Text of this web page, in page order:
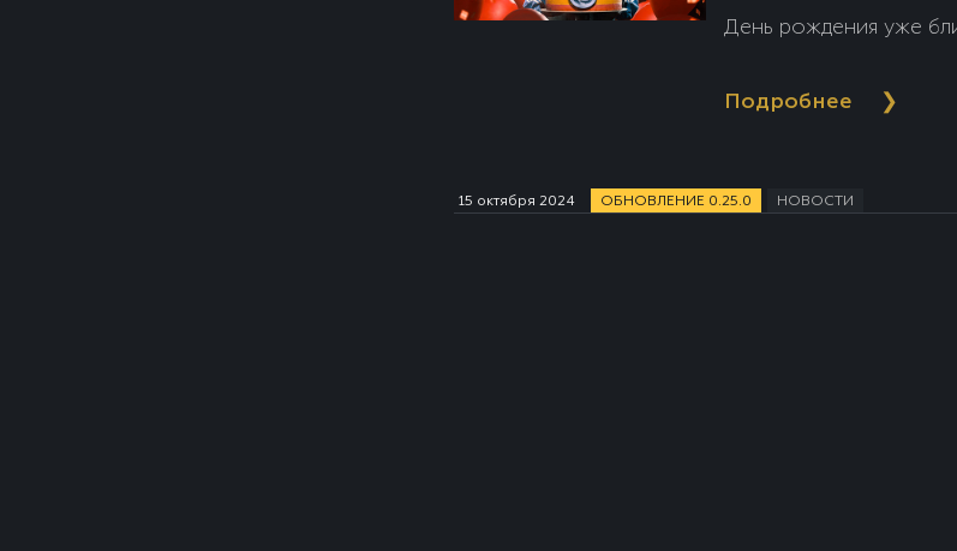
День рождения уже
Подробнее ❯
15 октября 2024 ОБНОВЛЕНИЕ 0.25.0 НОВОСТИ